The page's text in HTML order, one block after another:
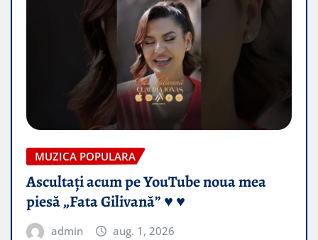
MUZICA POPULARA
Ascultați acum pe YouTube noua mea
piesă „Fata Gilivană” ♥️ ♥️
admin aug. 1, 2026